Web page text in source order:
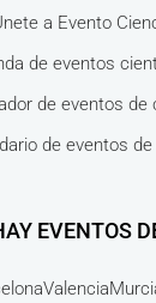
a Evento
de eventos
de eventos de
de eventos
EVENTOS
Valencia